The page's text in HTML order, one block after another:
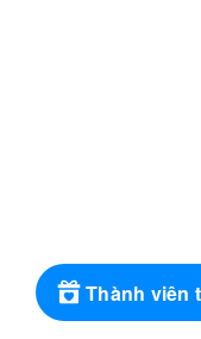
Thành viên